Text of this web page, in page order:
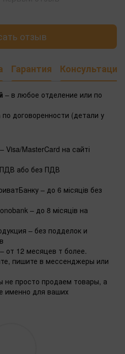
отзыв
Гарантия Консультация
– в любое отделение или по
договоренности (детали у
Visa/MasterCard на сайті
ПДВ або без ПДВ
– до 6 місяців без
– до 8 місяців на
– без подделок и
от 12 месяцев т более.
пишите в мессенджеры или
не просто продаем товары, а
именно для ваших